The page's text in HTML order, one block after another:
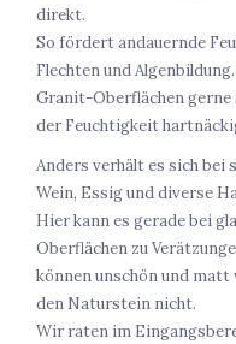
direkt.
So fördert andauernde
Flechten und
Granit-Oberflächen gerne
der Feuchtigkeit
Anders verhält es sich bei
Wein, Essig und diverse
Hier kann es gerade bei
Oberflächen zu
können unschön und
den Naturstein nicht.
Wir raten im